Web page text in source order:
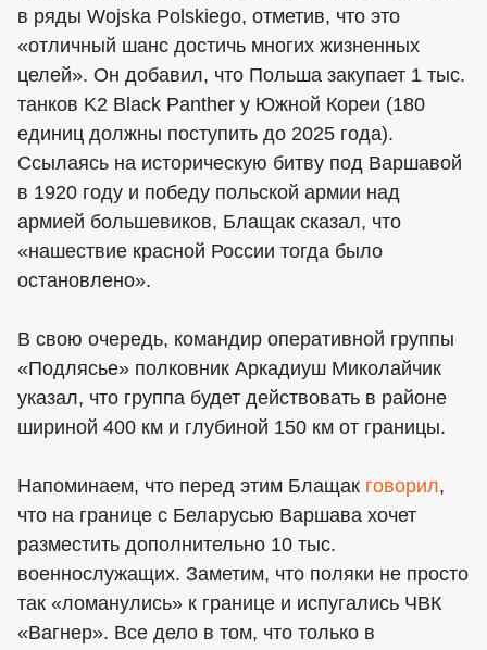
в ряды Wojska Polskiego, отметив, что это
«отличный шанс достичь многих жизненных
целей». Он добавил, что Польша закупает 1 тыс.
танков K2 Black Panther у Южной Кореи (180
единиц должны поступить до 2025 года).
Ссылаясь на историческую битву под Варшавой
в 1920 году и победу польской армии над
армией большевиков, Блащак сказал, что
«нашествие красной России тогда было
остановлено».
В свою очередь, командир оперативной группы
«Подлясье» полковник Аркадиуш Миколайчик
указал, что группа будет действовать в районе
шириной 400 км и глубиной 150 км от границы.
Напоминаем, что перед этим Блащак говорил,
что на границе с Беларусью Варшава хочет
разместить дополнительно 10 тыс.
военнослужащих. Заметим, что поляки не просто
так «ломанулись» к границе и испугались ЧВК
«Вагнер». Все дело в том, что только в